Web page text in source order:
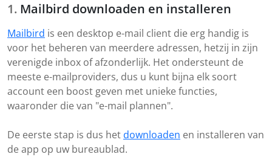
Mailbird downloaden en installeren
Mailbird is een desktop e-mail client die erg handig is
voor het beheren van meerdere adressen, hetzij in zijn
verenigde inbox of afzonderlijk. Het ondersteunt de
meeste e-mailproviders, dus u kunt bijna elk soort
account een boost geven met unieke functies,
waaronder die van "e-mail plannen".
De eerste stap is dus het downloaden en installeren van
de app op uw bureaublad.